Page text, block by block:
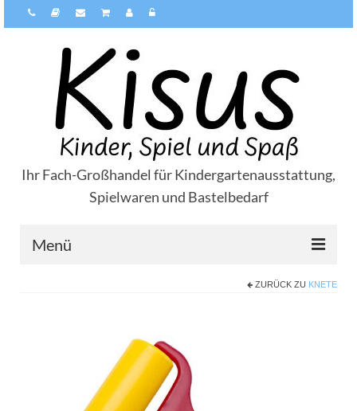
Ihr Fach-Großhandel für Kindergartenausstattung,
Spielwaren und Bastelbedarf
Menü
Kisus Katalog anfordern
ZURÜCK ZU KNETE